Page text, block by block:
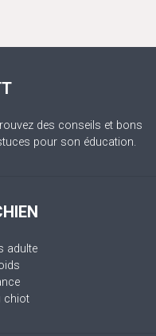
des conseils et bons
pour son éducation.
adulte
chiot